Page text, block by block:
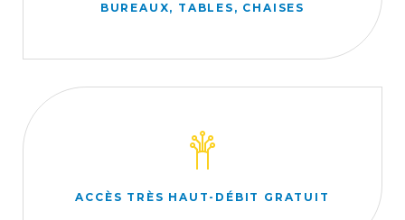
BUREAUX, TABLES, CHAISES
ACCÈS TRÈS HAUT-DÉBIT GRATUIT